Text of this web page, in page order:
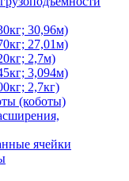
30,96м)
27,01м)
2,7м)
3,094м)
2,7кг)
(коботы)
ячейки